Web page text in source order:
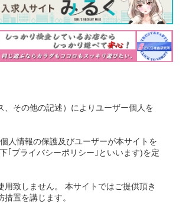
その他の記述）によりユーザー個人を
人情報の保護及びユーザーが本サイトを
｢プライバシーポリシー｣といいます)を定
致しません。 本サイトではご提供頂き
置を講じます。